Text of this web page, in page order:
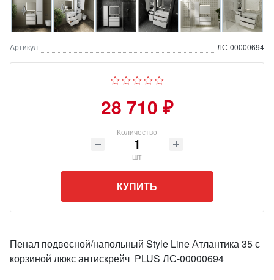
Артикул ЛС-00000694
28 710 ₽
Количество
шт
КУПИТЬ
Пенал подвесной/напольный Style Line Атлантика 35 с
корзиной люкс антискрейч PLUS ЛС-00000694